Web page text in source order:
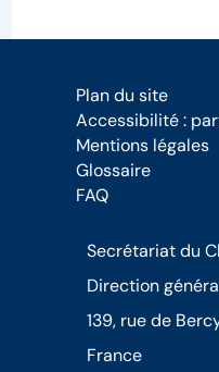
Plan du site
Accessibilité :
Mentions légales
Glossaire
FAQ
Secrétariat du
Direction
139, rue de
France